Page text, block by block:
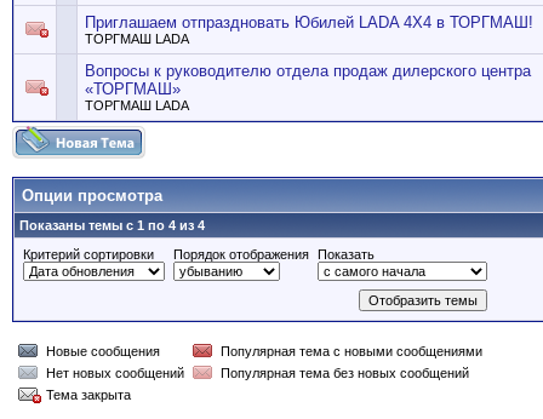
Приглашаем отпраздновать Юбилей LADA 4X4 в ТОРГМАШ!
ТОРГМАШ LADA
Вопросы к руководителю отдела продаж дилерского центра
«ТОРГМАШ»
ТОРГМАШ LADA
Опции просмотра
Показаны темы с 1 по 4 из 4
Критерий сортировки
Порядок отображения Показать
Новые сообщения
Популярная тема с новыми сообщениями
Нет новых сообщений
Популярная тема без новых сообщений
Тема закрыта